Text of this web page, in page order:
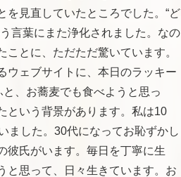
を見直していたところでした。“ど
言葉にまた浄化されました。なの
とに、ただただ驚いています。
ウェブサイトに、本日のラッキー
、お蕎麦でも食べようと思っ
という背景があります。私は10
ました。30代になってお恥ずかし
彼氏がいます。毎日を丁寧に生
と思って、日々生きています。お